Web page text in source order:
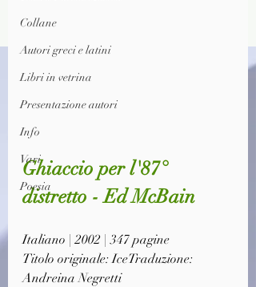
Collane
Autori greci e latini
Libri in vetrina
Presentazione autori
Info
Vari
Poesia
Ghiaccio per l'87°
distretto - Ed McBain
Italiano | 2002 | 347 pagine
Titolo originale: IceTraduzione:
Andreina Negretti